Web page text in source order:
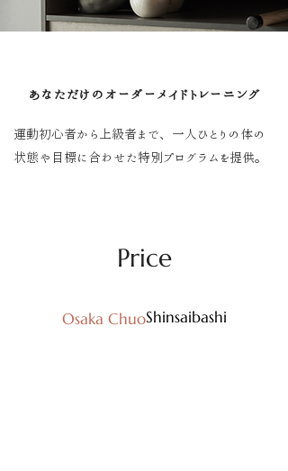
あなただけのオーダーメイドトレーニング
運動初心者から上級者まで、一人ひとりの体の
状態や目標に合わせた特別プログラムを提供。
Price
Osaka ChuoShinsaibashi